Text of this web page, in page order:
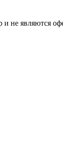
не являются